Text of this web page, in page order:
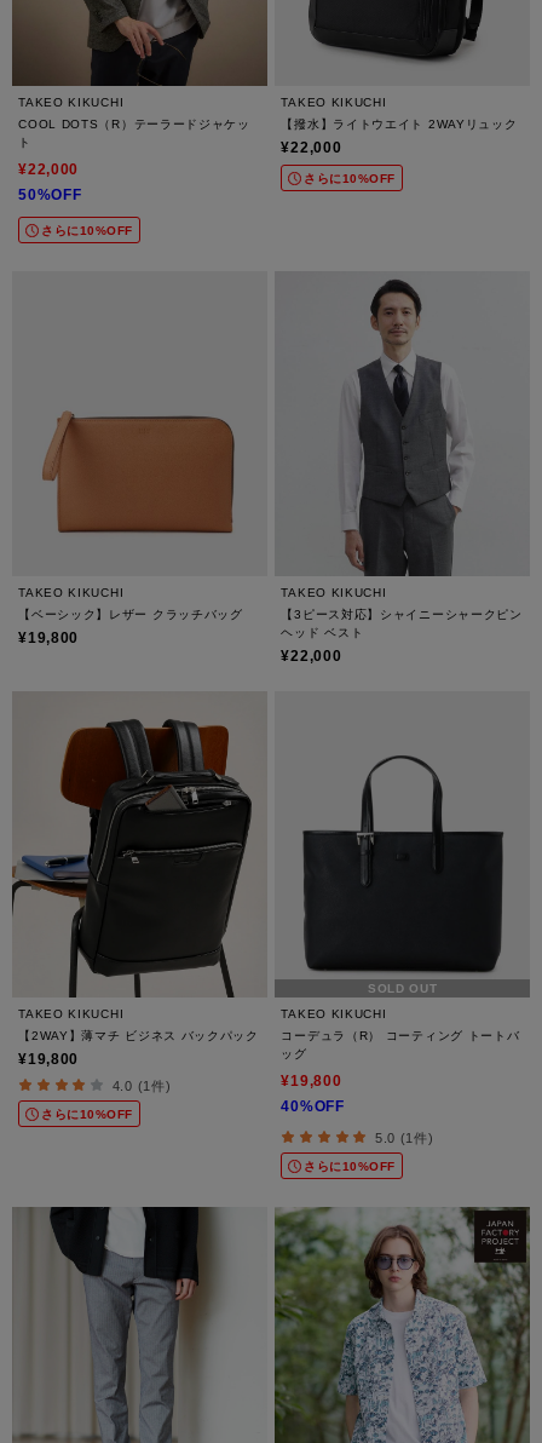
TAKEO KIKUCHI
COOL DOTS（R）テーラードジャケッ
ト
¥22,000
50%OFF
さらに10%OFF
TAKEO KIKUCHI
【撥水】ライトウエイト 2WAYリュック
¥22,000
さらに10%OFF
TAKEO KIKUCHI
【ベーシック】レザー クラッチバッグ
¥19,800
TAKEO KIKUCHI
【3ピース対応】シャイニーシャークピン
ヘッド ベスト
¥22,000
TAKEO KIKUCHI
【2WAY】薄マチ ビジネス バックパック
¥19,800
4.0 (1件)
さらに10%OFF
SOLD OUT
TAKEO KIKUCHI
コーデュラ（R） コーティング トートバ
ッグ
¥19,800
40%OFF
5.0 (1件)
さらに10%OFF